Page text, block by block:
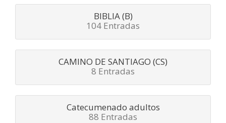
BIBLIA (B)
104 Entradas
CAMINO DE SANTIAGO (CS)
8 Entradas
Catecumenado adultos
88 Entradas